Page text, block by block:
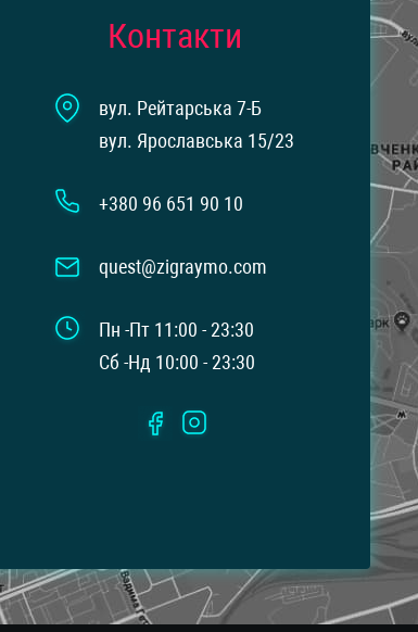
Контакти
вул. Рейтарська 7-Б
вул. Ярославська 15/23
+380 96 651 90 10
quest@zigraymo.com
Пн -Пт 11:00 - 23:30
Сб -Нд 10:00 - 23:30